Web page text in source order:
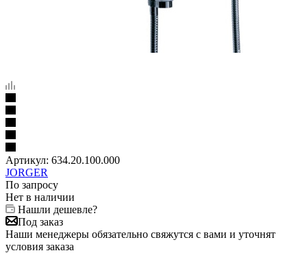
Артикул: 634.20.100.000
JORGER
По запросу
Нет в наличии
Нашли дешевле?
Под заказ
Наши менеджеры обязательно свяжутся с вами и уточнят
условия заказа